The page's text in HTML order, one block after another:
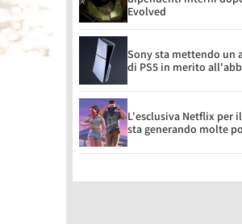
Evolved
Sony sta mettendo un
di PS5 in merito
L'esclusiva Netflix per
sta generando molte